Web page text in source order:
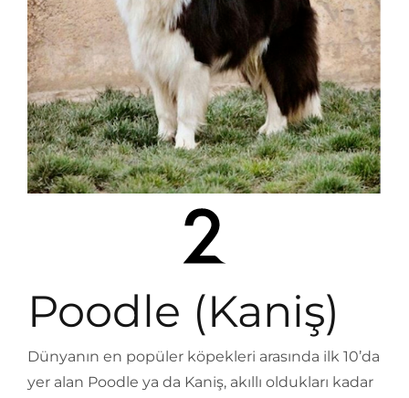
Poodle (Kaniş)
Dünyanın en popüler köpekleri arasında ilk 10’da
yer alan Poodle ya da Kaniş, akıllı oldukları kadar